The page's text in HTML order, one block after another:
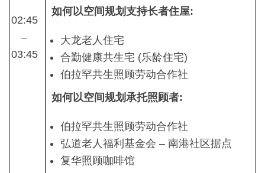
02:45
–
03:45
如何以空间规划支持长者住屋:
大龙老人住宅
合勤健康共生宅 (乐龄住宅)
伯拉罕共生照顾劳动合作社
如何以空间规划承托照顾者:
伯拉罕共生照顾劳动合作社
弘道老人福利基金会 – 南港社区据点
复华照顾咖啡馆